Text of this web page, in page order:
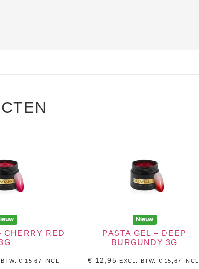
CHERRY RED
BTW.€ 15,67 INCL,
Nieuw
PASTA GEL – DEEP
BURGUNDY 3G
€ 12,95 EXCL. BTW. € 15,67 INCL,